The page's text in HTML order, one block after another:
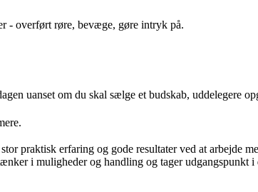
- overført røre, bevæge, gøre intryk på.
uanset om du skal sælge et budskab, uddelegere
praktisk erfaring og gode resultater ved at arbejde
i muligheder og handling og tager udgangspunkt